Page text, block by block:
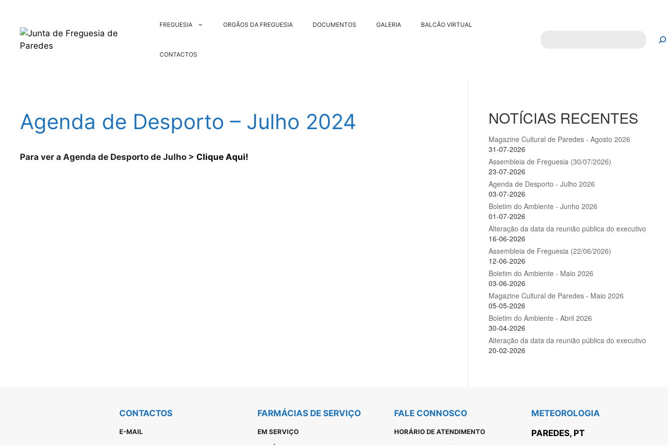
conteúdo
FREGUESIA ORGÃOS DA FREGUESIA DOCUMENTOS GALERIA BALCÂO VIRTUAL
CONTACTOS
Agenda de Desporto – Julho 2024
Para ver a Agenda de Desporto de Julho > Clique Aqui!
CONTACTOS
E-MAIL
FARMÁCIAS DE SERVIÇO
EM SERVIÇO
FALE CONNOSCO
HORÁRIO DE ATENDIMENTO
METEOROLOGIA
PAREDES, PT